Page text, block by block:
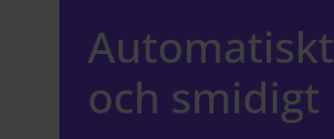
Automatiskt
och smidigt